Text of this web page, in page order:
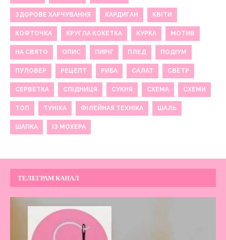
ЗДОРОВЕ ХАРЧУВАННЯ КАРДИГАН КВІТИ
КОФТОЧКА КРУГЛА КОКЕТКА КУРКА МОТИВ
НА СВЯТО ОПИС ПИРІГ ПЛЕД ПОДІУМ
ПУЛОВЕР РЕЦЕПТ РИБА САЛАТ СВЕТР
СЕРВЕТКА СПІДНИЦЯ СУКНЯ СХЕМА СХЕМИ
ТОП ТУНІКА ФІЛЕЙНАЯ ТЕХНІКА ШАЛЬ
ШАПКА ІЗ МОХЕРА
ТЕЛЕГРАМ КАНАЛ